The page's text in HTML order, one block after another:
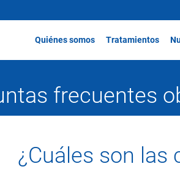
Quiénes somos Tratamientos
frecuentes
¿Cuáles son las